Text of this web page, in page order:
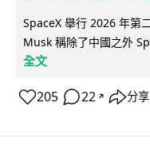
SpaceX 舉行 2026 年第
Musk 稱除了中國之外
全文
205 22 ↗ 分享